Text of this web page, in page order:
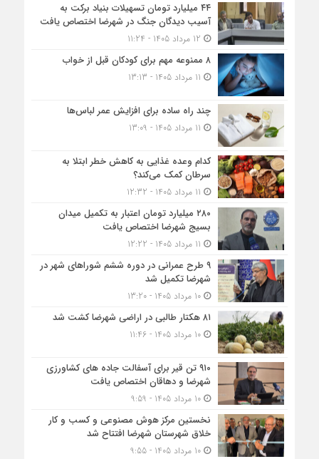
۴۴ میلیارد تومان تسهیلات بنیاد برکت به
آسیب دیدگان جنگ در شهرضا اختصاص یافت
۸ ممنوعه مهم برای کودکان قبل از خواب
چند راه ساده برای افزایش عمر لباس‌ها
کدام وعده غذایی به کاهش خطر ابتلا به
سرطان کمک می‌کند؟
۲۸۰ میلیارد تومان اعتبار به تکمیل میدان
بسیج شهرضا اختصاص یافت
۹ طرح عمرانی در دوره ششم شوراهای شهر در
شهرضا تکمیل شد
10 مرداد 1405 - 13:20
۸۱ هکتار طالبی در اراضی شهرضا کشت شد
10 مرداد 1405 - 11:46
۹۱۰ تن قیر برای آسفالت جاده های کشاورزی
شهرضا و دهاقان اختصاص یافت
10 مرداد 1405 - 9:59
نخستین مرکز هوش مصنوعی و کسب‌ و کار
خلاق شهرستان شهرضا افتتاح شد
10 مرداد 1405 - 9:55